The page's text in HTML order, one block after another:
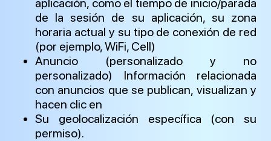
aplicación, como el tiempo de inicio/parada
de la sesión de su aplicación, su zona
horaria actual y su tipo de conexión de red
(por ejemplo, WiFi, Cell)
Anuncio (personalizado y no
personalizado) Información relacionada
con anuncios que se publican, visualizan y
hacen clic en
Su geolocalización específica (con su
permiso).